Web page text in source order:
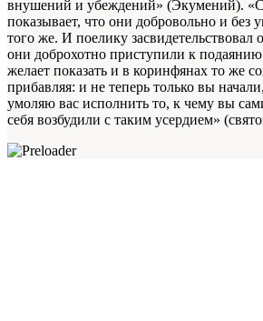
внушений и убеждений» (Экумений).
показывает, что они добровольно и без
того же. И поелику засвидетельствовал
они доброхотно приступили к
желает показать и в коринфянах то же
прибавляя: и не теперь только вы
умоляю вас исполнить то, к чему вы
себя возбудили с таким усердием»